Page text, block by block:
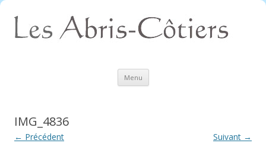
Menu Aller
contenu
IMG_4836
← Précédent Suivant →